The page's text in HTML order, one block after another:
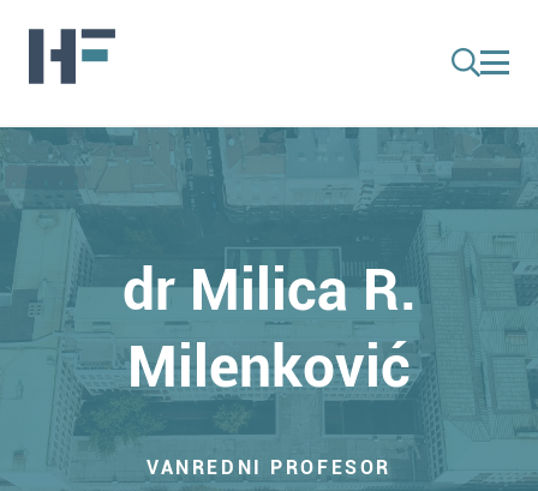
dr Milica R.
Milenković
VANREDNI PROFESOR